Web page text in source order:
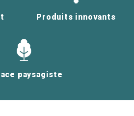
Produits innovants
paysagiste